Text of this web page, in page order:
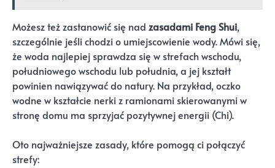
Możesz też zastanowić się nad zasadami Feng Shui,
szczególnie jeśli chodzi o umiejscowienie wody. Mówi się,
że woda najlepiej sprawdza się w strefach wschodu,
południowego wschodu lub południa, a jej kształt
powinien nawiązywać do natury. Na przykład, oczko
wodne w kształcie nerki z ramionami skierowanymi w
stronę domu ma sprzyjać pozytywnej energii (Chi).
Oto najważniejsze zasady, które pomogą ci połączyć
strefy: